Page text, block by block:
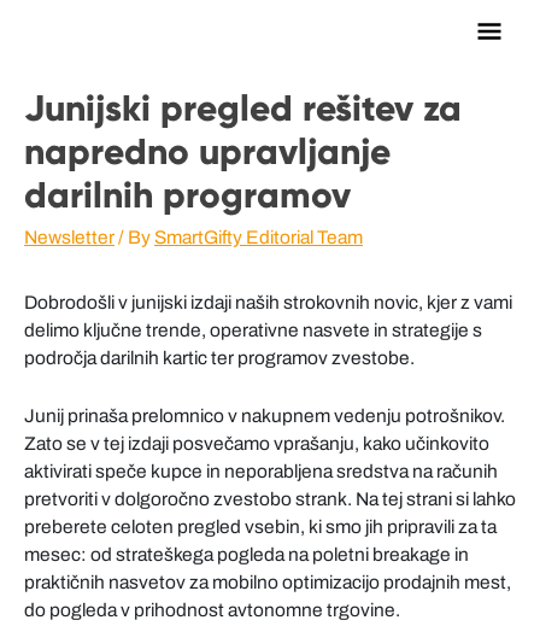
Main
Junijski pregled rešitev za
napredno upravljanje
darilnih programov
Newsletter/ BySmartGifty Editorial Team
Dobrodošli v junijski izdaji naših strokovnih novic, kjer z vami
delimo ključne trende, operativne nasvete in strategije s
področja darilnih kartic ter programov zvestobe.
Junij prinaša prelomnico v nakupnem vedenju potrošnikov.
Zato se v tej izdaji posvečamo vprašanju, kako učinkovito
aktivirati speče kupce in neporabljena sredstva na računih
pretvoriti v dolgoročno zvestobo strank. Na tej strani si lahko
preberete celoten pregled vsebin, ki smo jih pripravili za ta
mesec: od strateškega pogleda na poletni breakage in
praktičnih nasvetov za mobilno optimizacijo prodajnih mest,
do pogleda v prihodnost avtonomne trgovine.